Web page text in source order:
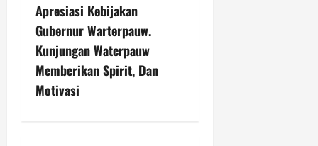
n
a
v
i
Apresiasi Kebijakan
Gubernur Warterpauw.
Kunjungan Waterpauw
Memberikan Spirit, Dan
Motivasi